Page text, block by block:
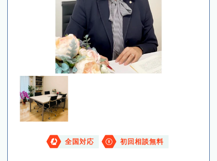
全国対応 初回相談無料